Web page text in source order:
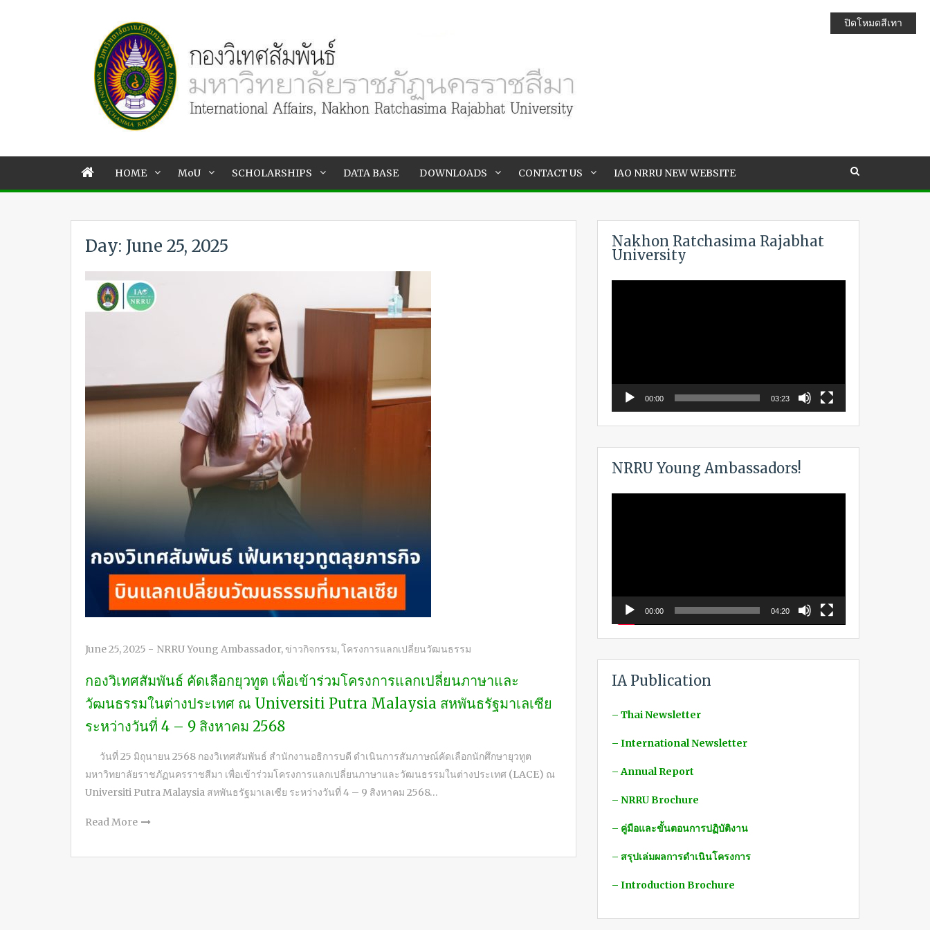
HOME MoU SCHOLARSHIPS DATA BASE DOWNLOADS CONTACT US IAO NRRU NEW WEBSITE
Day: June 25, 2025
June 25, 2025 - NRRU Young Ambassador,ข่าวกิจกรรม,โครงการแลกเปลี่ยนวัฒนธรรม
กองวิเทศสัมพันธ์ คัดเลือกยุวทูต เพื่อเข้าร่วมโครงการแลกเปลี่ยนภาษาและ
วัฒนธรรมในต่างประเทศ ณ Universiti Putra Malaysia สหพันธรัฐมาเลเซีย
ระหว่างวันที่ 4 – 9 สิงหาคม 2568
วันที่ 25 มิถุนายน 2568 กองวิเทศสัมพันธ์ สำนักงานอธิการบดี ดำเนินการสัมภาษณ์คัดเลือกนักศึกษายุวทูต
มหาวิทยาลัยราชภัฏนครราชสีมา เพื่อเข้าร่วมโครงการแลกเปลี่ยนภาษาและวัฒนธรรมในต่างประเทศ (LACE) ณ
Universiti Putra Malaysia สหพันธรัฐมาเลเซีย ระหว่างวันที่ 4 – 9 สิงหาคม 2568…
Read More
Nakhon Ratchasima Rajabhat
University
00:00 03:23
NRRU Young Ambassadors!
00:00 04:20
IA Publication
– Thai Newsletter
– International Newsletter
– Annual Report
– NRRU Brochure
– คู่มือและขั้นตอนการปฏิบัติงาน
– สรุปเล่มผลการดำเนินโครงการ
– Introduction Brochure
ปิดโหมดสีเทา